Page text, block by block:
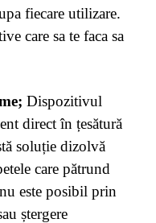
fiecare utilizare.
care sa te faca sa
Dispozitivul
direct în țesătură
soluție dizolvă
care pătrund
este posibil prin
ștergere